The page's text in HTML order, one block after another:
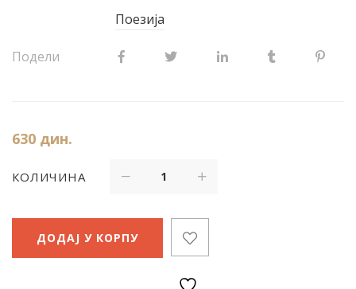
Поезија
Подели
630 дин.
КОЛИЧИНА
ДОДАЈ У КОРПУ